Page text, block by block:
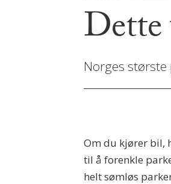
Norges
Om du kjører bil,
til å forenkle
helt sømløs